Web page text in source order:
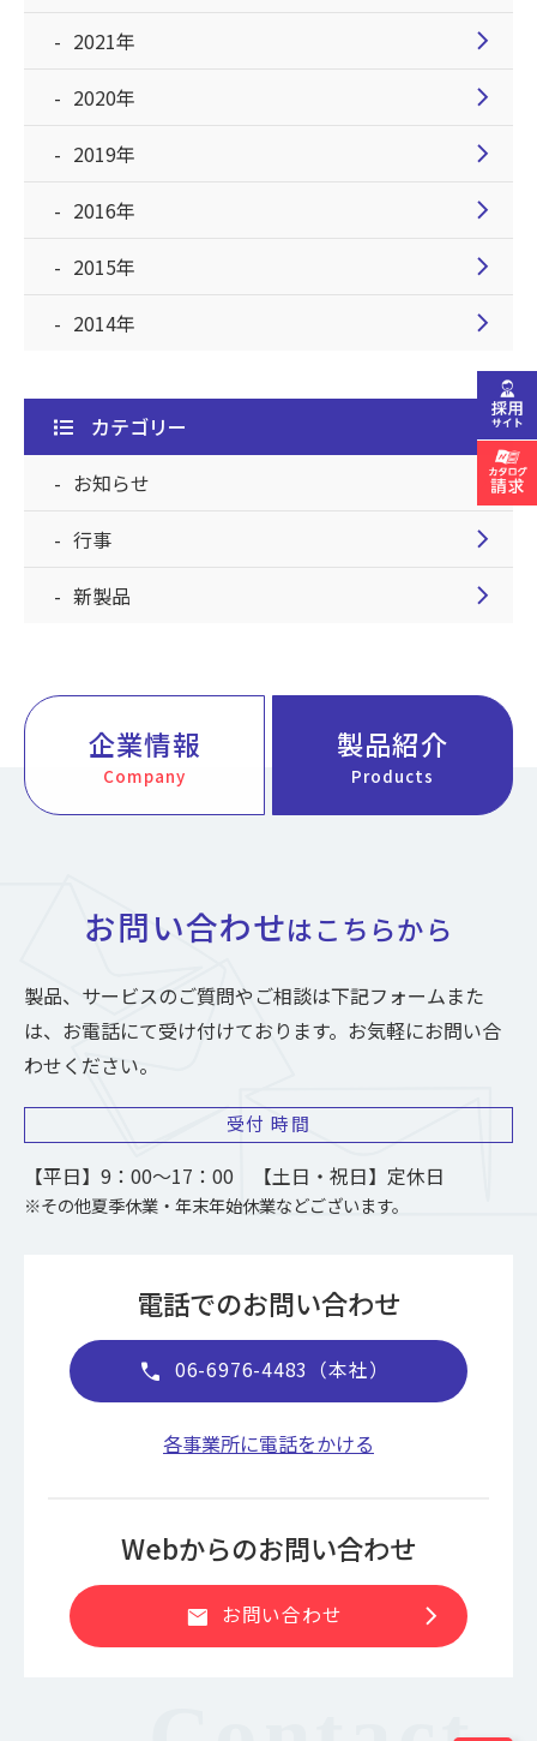
2021年 chevron_right
2020年 chevron_right
2019年 chevron_right
2016年 chevron_right
2015年 chevron_right
2014年 chevron_right
カテゴリー
お知らせ
chevron_right
行事 chevron_right
新製品 chevron_right
企業情報
Company
製品紹介
Products
お問い合わせはこちらから
製品、サービスのご質問やご相談は下記フォームまた
は、お電話にて受け付けております。お気軽にお問い合
わせください。
受付 時間
【平日】9：00～17：00 【土日・祝日】定休日
※その他夏季休業・年末年始休業などございます。
電話でのお問い合わせ
call 06-6976-4483（本社）
各事業所に電話をかける
Webからのお問い合わせ
mail お問い合わせ chevron_right